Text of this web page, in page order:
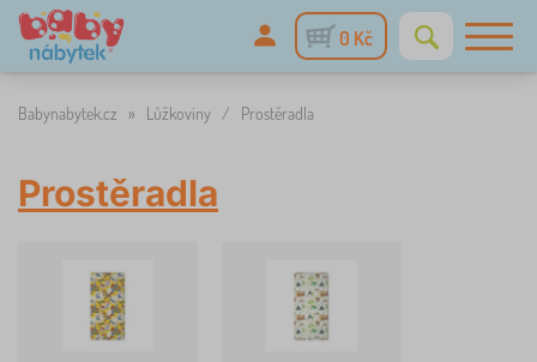
0 Kč
Babynabytek.cz » Lůžkoviny / Prostěradla
Prostěradla